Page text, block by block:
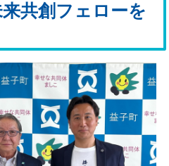
共創フェローを